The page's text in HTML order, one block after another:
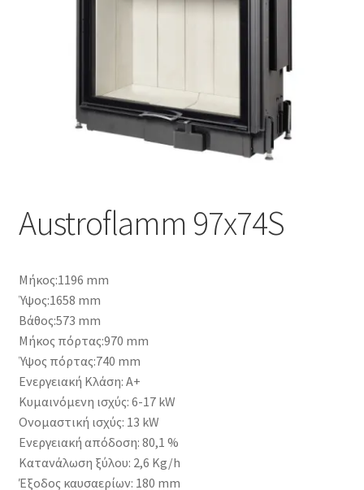
Austroflamm 97x74S
Μήκος:1196 mm
Ύψος:1658 mm
Βάθος:573 mm
Μήκος πόρτας:970 mm
Ύψος πόρτας:740 mm
Ενεργειακή Κλάση: Α+
Κυμαινόμενη ισχύς: 6-17 kW
Ονομαστική ισχύς: 13 kW
Ενεργειακή απόδοση: 80,1 %
Κατανάλωση ξύλου: 2,6 Kg/h
Έξοδος καυσαερίων: 180 mm